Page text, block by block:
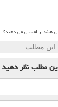
هشدار امنیتی می دهند؟
این مطلب
مطلبنظر دهید